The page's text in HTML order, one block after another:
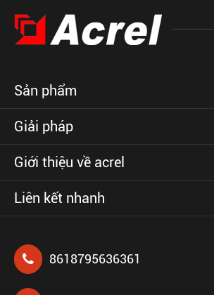
Sản phẩm
Giải pháp
Giới thiệu về acrel
Liên kết nhanh
8618795636361